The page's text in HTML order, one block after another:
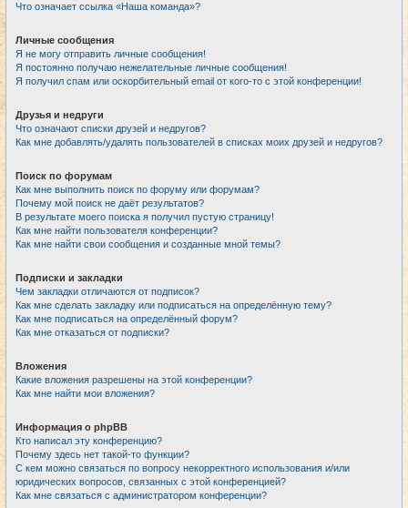
Что означает ссылка «Наша команда»?
Личные сообщения
Я не могу отправить личные сообщения!
Я постоянно получаю нежелательные личные сообщения!
Я получил спам или оскорбительный email от кого-то с этой конференции!
Друзья и недруги
Что означают списки друзей и недругов?
Как мне добавлять/удалять пользователей в списках моих друзей и недругов?
Поиск по форумам
Как мне выполнить поиск по форуму или форумам?
Почему мой поиск не даёт результатов?
В результате моего поиска я получил пустую страницу!
Как мне найти пользователя конференции?
Как мне найти свои сообщения и созданные мной темы?
Подписки и закладки
Чем закладки отличаются от подписок?
Как мне сделать закладку или подписаться на определённую тему?
Как мне подписаться на определённый форум?
Как мне отказаться от подписки?
Вложения
Какие вложения разрешены на этой конференции?
Как мне найти мои вложения?
Информация о phpBB
Кто написал эту конференцию?
Почему здесь нет такой-то функции?
С кем можно связаться по вопросу некорректного использования и/или
юридических вопросов, связанных с этой конференцией?
Как мне связаться с администратором конференции?